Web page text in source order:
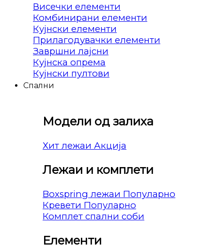
Висечки елементи
Комбинирани елементи
Кујнски елементи
Прилагодувачки елементи
Завршни лајсни
Кујнска опрема
Кујнски пултови
Спални
Модели од залиха
Хит лежаи
Лежаи и комплети
Boxspring лежаи
Кревети
Комплет спални соби
Елементи